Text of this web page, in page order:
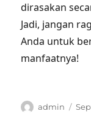
dirasakan
Jadi, jangan
Anda untuk
manfaatnya!
Author
admin